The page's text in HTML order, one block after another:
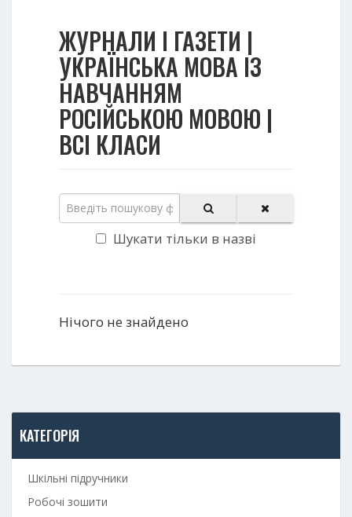
ЖУРНАЛИ І ГАЗЕТИ |
УКРАЇНСЬКА МОВА ІЗ
НАВЧАННЯМ
РОСІЙСЬКОЮ МОВОЮ |
ВСІ КЛАСИ
Шукати тільки в назві
Нічого не знайдено
КАТЕГОРІЯ
Шкільні підручники
Робочі зошити